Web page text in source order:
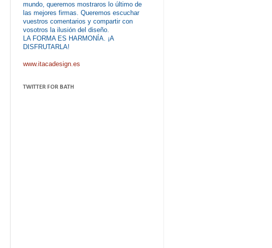
mundo, queremos mostraros lo último de
las mejores firmas. Queremos escuchar
vuestros comentarios y compartir con
vosotros la ilusión del diseño.
LA FORMA ES HARMONÍA. ¡A
DISFRUTARLA!
www.itacadesign.es
TWITTER FOR BATH